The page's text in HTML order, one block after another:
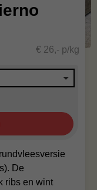
€ 26,- p/kg
De
ribs en wint